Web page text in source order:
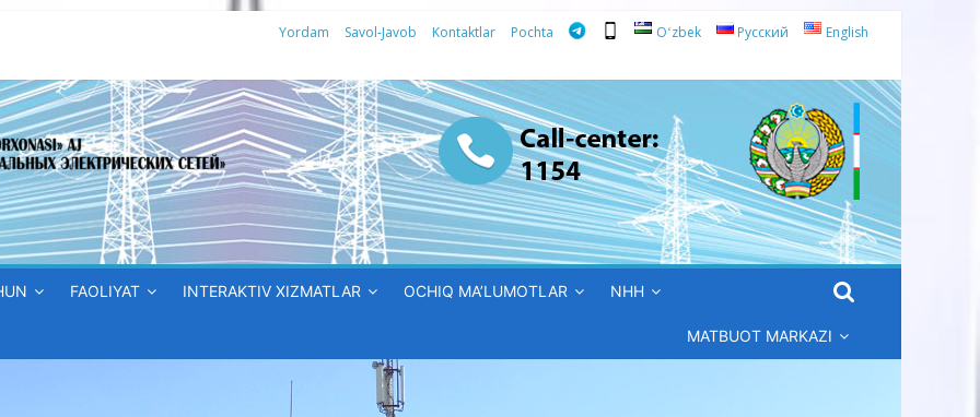
Yordam Savol-Javob Kontaktlar Pochta Oʻzbek Русский English
FAOLIYAT INTERAKTIV XIZMATLAR OCHIQ MA’LUMOTLAR NHH
MATBUOT MARKAZI